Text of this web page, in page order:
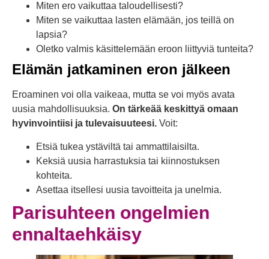
Miten ero vaikuttaa taloudellisesti?
Miten se vaikuttaa lasten elämään, jos teillä on
lapsia?
Oletko valmis käsittelemään eroon liittyviä tunteita?
Elämän jatkaminen eron jälkeen
Eroaminen voi olla vaikeaa, mutta se voi myös avata
uusia mahdollisuuksia. On tärkeää keskittyä omaan
hyvinvointiisi ja tulevaisuuteesi. Voit:
Etsiä tukea ystäviltä tai ammattilaisilta.
Keksiä uusia harrastuksia tai kiinnostuksen
kohteita.
Asettaa itsellesi uusia tavoitteita ja unelmia.
Parisuhteen ongelmien
ennaltaehkäisy